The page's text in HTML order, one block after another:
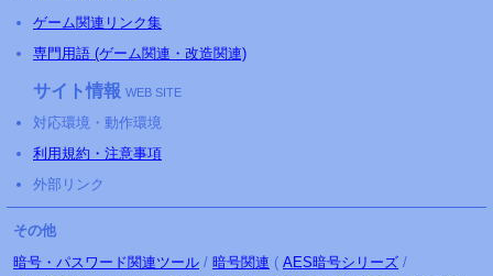
ゲーム関連リンク集
専門用語 (ゲーム関連・改造関連)
サイト情報 WEB SITE
対応環境・動作環境
利用規約・注意事項
外部リンク
その他
暗号・パスワード関連ツール / 暗号関連 ( AES暗号シリーズ /